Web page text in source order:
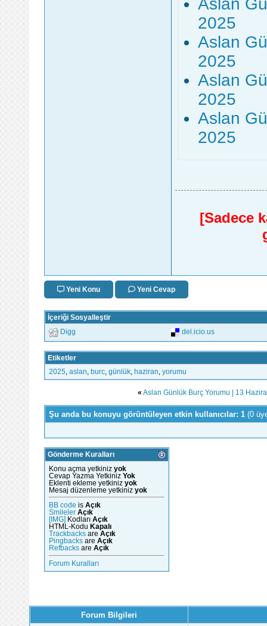
Aslan
2025
Aslan
2025
Aslan
2025
Aslan
2025
[Sadece
Yeni Konu Yeni Cevap
İçeriği Sosyalleştir
Digg del.icio.us
Etiketler
2025 aslan burc günlük haziran yorumu
« Aslan Günlük Burç Yorumu | 13
Şu anda bu konuyu görüntüleyen etkin kullanıcılar: 1 (0
Gönderme Kuralları
Konu açma yetkiniz yok
Cevap Yazma Yetkiniz Yok
Eklenti ekleme yetkiniz yok
Mesaj düzenleme yetkiniz yok
BB code is Açık
Smileler Açık
[IMG]
Kodları Açık
HTML-Kodu Kapalı
Trackbacks are Açık
Pingbacks are Açık
Refbacks are Açık
Forum Kuralları
Forum Bilgileri